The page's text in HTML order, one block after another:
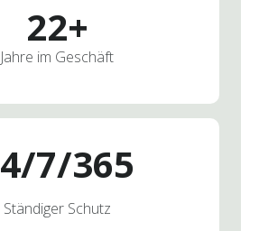
22+
Jahre im Geschäft
4/7/365
Ständiger Schutz